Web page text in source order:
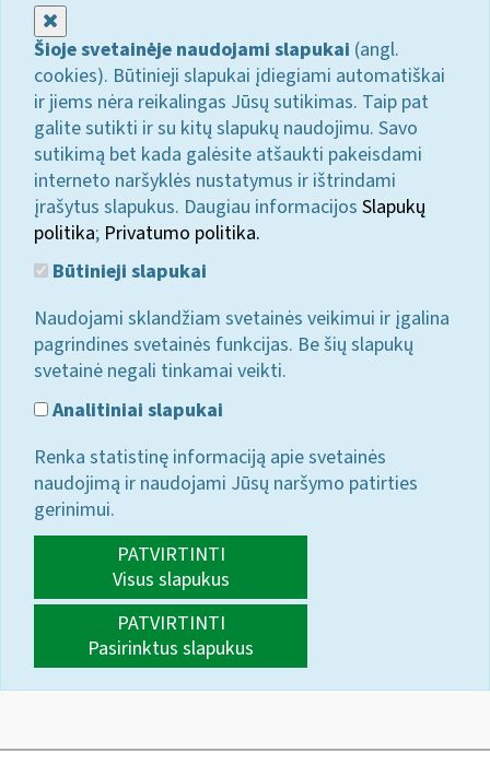
Šioje svetainėje naudojami slapukai (angl.
cookies). Būtinieji slapukai įdiegiami automatiškai
ir jiems nėra reikalingas Jūsų sutikimas. Taip pat
galite sutikti ir su kitų slapukų naudojimu. Savo
sutikimą bet kada galėsite atšaukti pakeisdami
interneto naršyklės nustatymus ir ištrindami
įrašytus slapukus. Daugiau informacijos Slapukų
politika; Privatumo politika.
Būtinieji slapukai
Naudojami sklandžiam svetainės veikimui ir įgalina
pagrindines svetainės funkcijas. Be šių slapukų
svetainė negali tinkamai veikti.
Analitiniai slapukai
Renka statistinę informaciją apie svetainės
naudojimą ir naudojami Jūsų naršymo patirties
gerinimui.
PATVIRTINTI
Visus slapukus
PATVIRTINTI
Pasirinktus slapukus